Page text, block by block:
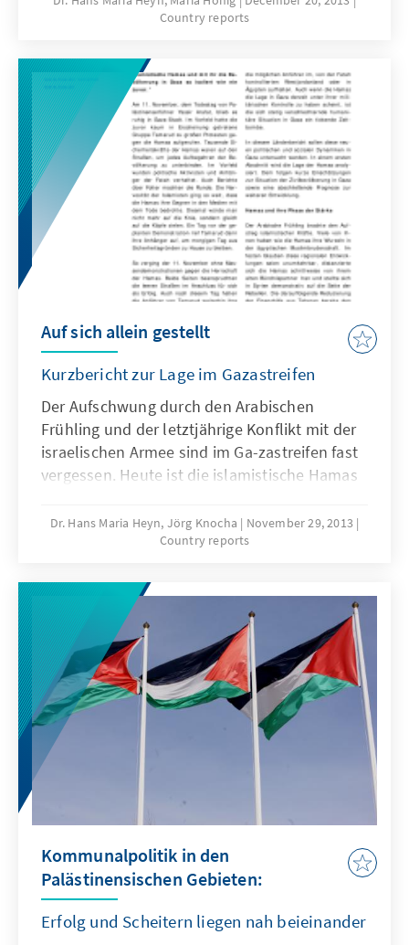
Kernthemen der Friedensverhandlungen –
dem Status Jerusalems – zählt. In diesem
Länderbericht wird die besondere Bedeutung
des C-Gebietes für einen zukünftigen
palästinensischen Staat herausgestellt.
Country reports
Auf sich allein gestellt
Kurzbericht zur Lage im Gazastreifen
Der Aufschwung durch den Arabischen
Frühling und der letztjährige Konflikt mit der
israelischen Armee sind im Ga-zastreifen fast
vergessen. Heute ist die islamistische Hamas
isoliert wie nie zuvor.
Dr. Hans Maria Heyn, Jörg Knocha
November 29, 2013
Country reports
Kommunalpolitik in den
Palästinensischen Gebieten:
Erfolg und Scheitern liegen nah beieinander